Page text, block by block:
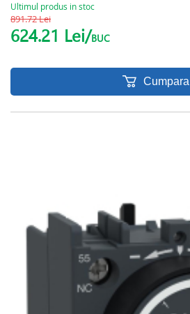
Ultimul produs in stoc
891.72 Lei
624.21 Lei/BUC
Cumpara